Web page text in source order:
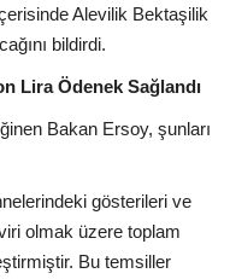
Alevilik Bektaşilik
bildirdi.
Lira Ödenek Sağlandı
Bakan Ersoy, şunları
gösterileri ve
olmak üzere toplam
Bu temsiller